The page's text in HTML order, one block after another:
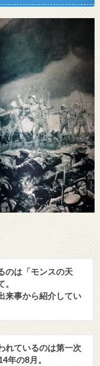
のは「モンスの天
来事から紹介してい
れているのは第一次
年の8月。